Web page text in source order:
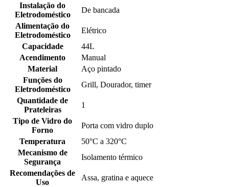
Instalação do
Eletrodoméstico
De bancada
Alimentação do
Eletrodoméstico
Elétrico
Capacidade
44L
Acendimento
Manual
Material
Aço pintado
Funções do
Eletrodoméstico
Grill, Dourador, timer
Quantidade de
Prateleiras
1
Tipo de Vidro do
Forno
Porta com vidro duplo
Temperatura
50°C a 320°C
Mecanismo de
Segurança
Isolamento térmico
Recomendações de
Uso
Assa, gratina e aquece